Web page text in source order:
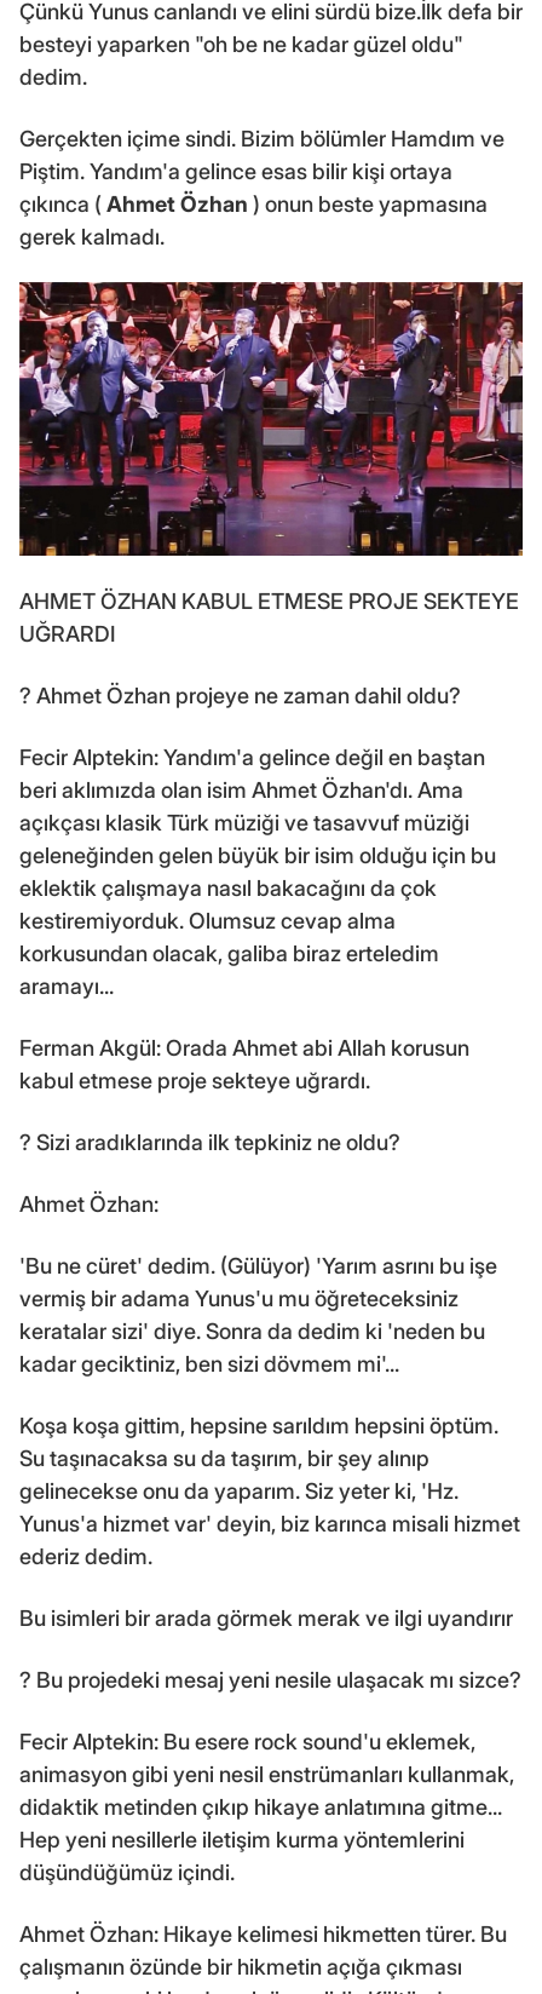
Çünkü Yunus canlandı ve elini sürdü bize.İlk defa bir
besteyi yaparken "oh be ne kadar güzel oldu"
dedim.
Gerçekten içime sindi. Bizim bölümler Hamdım ve
Piştim. Yandım'a gelince esas bilir kişi ortaya
çıkınca ( Ahmet Özhan ) onun beste yapmasına
gerek kalmadı.
AHMET ÖZHAN KABUL ETMESE PROJE SEKTEYE
UĞRARDI
? Ahmet Özhan projeye ne zaman dahil oldu?
Fecir Alptekin: Yandım'a gelince değil en baştan
beri aklımızda olan isim Ahmet Özhan'dı. Ama
açıkçası klasik Türk müziği ve tasavvuf müziği
geleneğinden gelen büyük bir isim olduğu için bu
eklektik çalışmaya nasıl bakacağını da çok
kestiremiyorduk. Olumsuz cevap alma
korkusundan olacak, galiba biraz erteledim
aramayı...
Ferman Akgül: Orada Ahmet abi Allah korusun
kabul etmese proje sekteye uğrardı.
? Sizi aradıklarında ilk tepkiniz ne oldu?
Ahmet Özhan:
'Bu ne cüret' dedim. (Gülüyor) 'Yarım asrını bu işe
vermiş bir adama Yunus'u mu öğreteceksiniz
keratalar sizi' diye. Sonra da dedim ki 'neden bu
kadar geciktiniz, ben sizi dövmem mi'...
Koşa koşa gittim, hepsine sarıldım hepsini öptüm.
Su taşınacaksa su da taşırım, bir şey alınıp
gelinecekse onu da yaparım. Siz yeter ki, 'Hz.
Yunus'a hizmet var' deyin, biz karınca misali hizmet
ederiz dedim.
Bu isimleri bir arada görmek merak ve ilgi uyandırır
? Bu projedeki mesaj yeni nesile ulaşacak mı sizce?
Fecir Alptekin: Bu esere rock sound'u eklemek,
animasyon gibi yeni nesil enstrümanları kullanmak,
didaktik metinden çıkıp hikaye anlatımına gitme...
Hep yeni nesillerle iletişim kurma yöntemlerini
düşündüğümüz içindi.
Ahmet Özhan: Hikaye kelimesi hikmetten türer. Bu
çalışmanın özünde bir hikmetin açığa çıkması